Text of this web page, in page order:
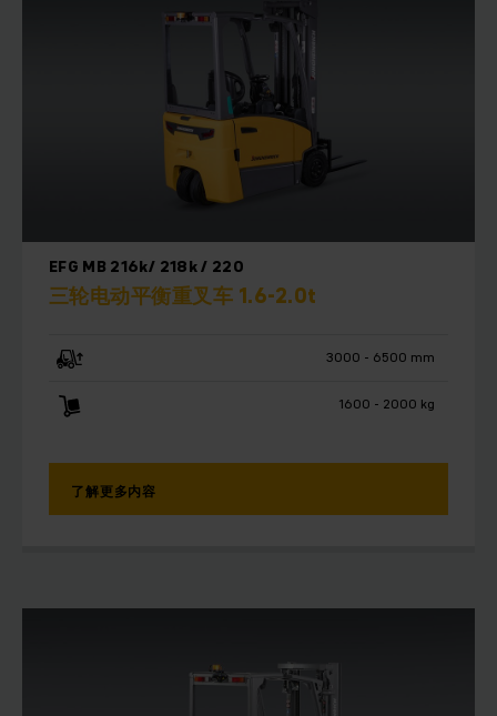
EFG MB 216k/ 218k / 220
三轮电动平衡重叉车 1.6-2.0t
3000 - 6500 mm
1600 - 2000 kg
了解更多内容